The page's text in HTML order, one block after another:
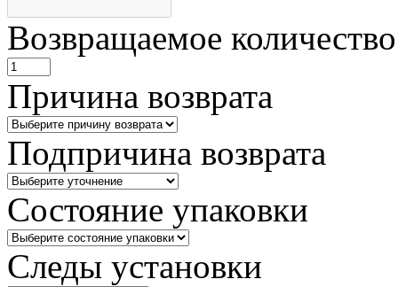
Возвращаемое количество
Причина возврата
Подпричина возврата
Состояние упаковки
Следы установки